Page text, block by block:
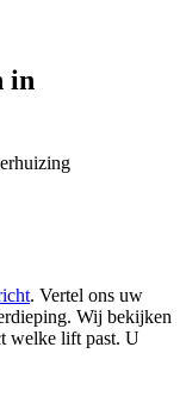
in
. Vertel ons uw
Wij bekijken
welke lift past. U